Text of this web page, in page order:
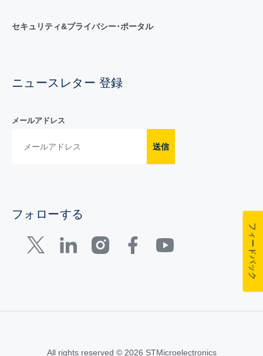
セキュリティ&プライバシー･ポータル
ニュースレター 登録
メールアドレス
送信
フォローする
All rights reserved © 2026 STMicroelectronics
フィードバック